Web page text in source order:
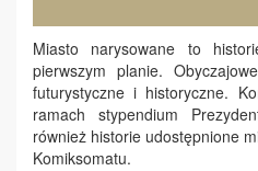
Miasto narysowane to
pierwszym planie.
futurystyczne i historyczne.
ramach stypendium
również historie udostępnione
Komiksomatu.